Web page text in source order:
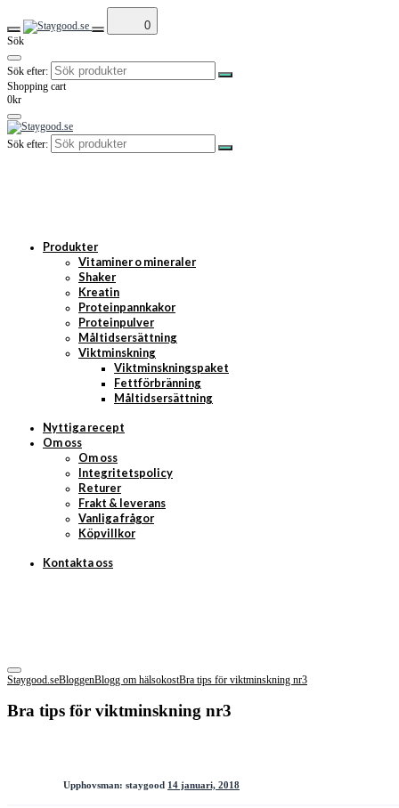
0
Sök
Sök efter:
Shopping cart
0kr
Sök efter:
Produkter
Vitaminer o mineraler
Shaker
Kreatin
Proteinpannkakor
Proteinpulver
Måltidsersättning
Viktminskning
Viktminskningspaket
Fettförbränning
Måltidsersättning
Nyttiga recept
Om oss
Om oss
Integritetspolicy
Returer
Frakt & leverans
Vanliga frågor
Köpvillkor
Kontakta oss
Staygood.seBloggenBlogg om hälsokostBra tips för viktminskning nr3
Bra tips för viktminskning nr3
Upphovsman: staygood 14 januari, 2018